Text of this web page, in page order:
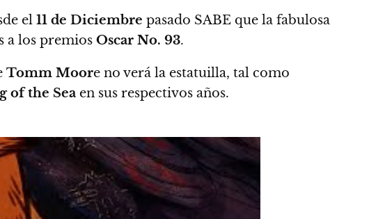
el 11 de Diciembre pasado SABE que la fabulosa
a los premios Oscar No. 93.
Tomm Moore no verá la estatuilla, tal como
of the Sea en sus respectivos años.